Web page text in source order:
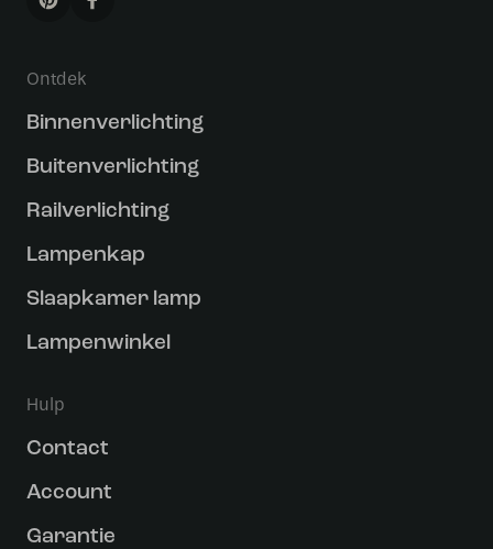
Ontdek
Binnenverlichting
Buitenverlichting
Railverlichting
Lampenkap
Slaapkamer lamp
Lampenwinkel
Hulp
Contact
Account
Garantie